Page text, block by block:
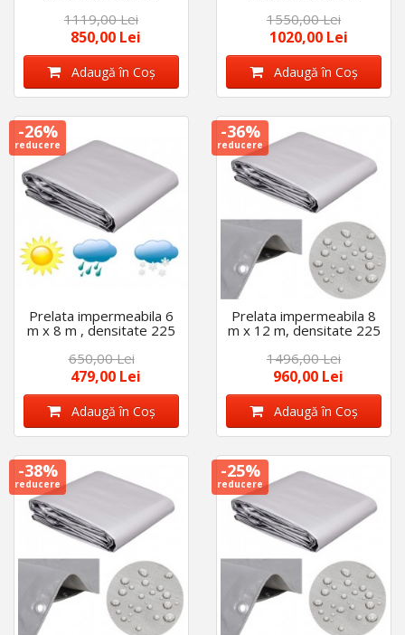
calitate premium, Gri
1119,00 Lei
850,00 Lei
Adaugă în Coş
calitate premium, Gri
1550,00 Lei
1020,00 Lei
Adaugă în Coş
-26%
reducere
Prelata impermeabila 6
m x 8 m , densitate 225
premium, Gri
650,00 Lei
479,00 Lei
Adaugă în Coş
-36%
reducere
Prelata impermeabila 8
m x 12 m, densitate 225
premium, Gri
1496,00 Lei
960,00 Lei
Adaugă în Coş
-38%
reducere
-25%
reducere